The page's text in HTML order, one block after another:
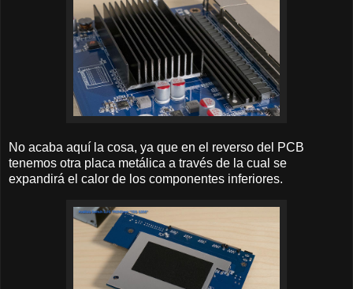
No acaba aquí la cosa, ya que en el reverso del PCB
tenemos otra placa metálica a través de la cual se
expandirá el calor de los componentes inferiores.